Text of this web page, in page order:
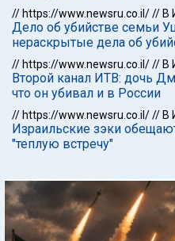
// https://www.newsru.co.il/// В
Дело об убийстве семьи
нераскрытые дела об
// https://www.newsru.co.il/// В
Второй канал ИТВ: дочь
что он убивал и в России
// https://www.newsru.co.il/// В
Израильские зэки
"теплую встречу"